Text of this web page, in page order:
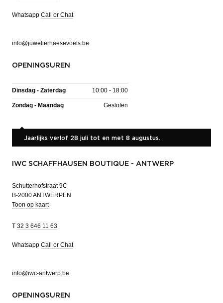
Whatsapp Call or Chat
info@juwelierhaesevoets.be
OPENINGSUREN
Dinsdag - Zaterdag 10:00 - 18:00
Zondag - Maandag Gesloten
Jaarlijks verlof 28 juli tot en met 8 augustus.
IWC SCHAFFHAUSEN BOUTIQUE - ANTWERP
Schutterhofstraat 9C
B-2000 ANTWERPEN
Toon op kaart
T 32 3 646 11 63
Whatsapp Call or Chat
info@iwc-antwerp.be
OPENINGSUREN